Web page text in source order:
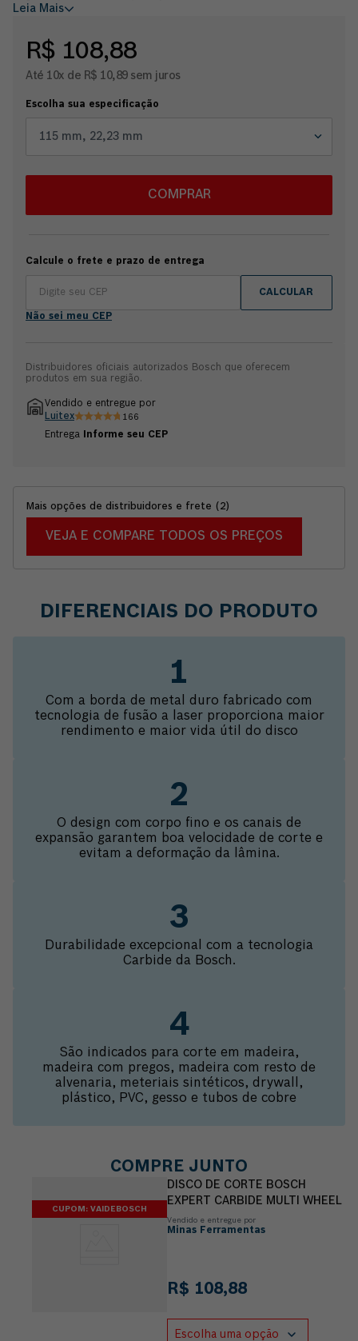
disco é fabricado com carbeto de tungstênio (metal duro)
possibilitando corte fácil e seguro nas diferentes
aplicações. O disco de corte EXPERT Carbide Multi-wheel
tem design com corpo fino e os canais de expansão
lâmina. São indicados para corte em madeira, madeira com
drywall, plástico, PVC, gesso e tubos de cobre e utilização
Leia Mais
R$ 108,88
Até 10x de R$ 10,89 sem juros
Escolha sua especificação
115 mm, 22,23 mm
COMPRAR
Calcule o frete e prazo de entrega
CALCULAR
Não sei meu CEP
Distribuidores oficiais autorizados Bosch que oferecem
produtos em sua região.
Vendido e entregue por
Luitex
166
Entrega Informe seu CEP
Mais opções de distribuidores e frete ( 2)
VEJA E COMPARE TODOS OS PREÇOS
DIFERENCIAIS DO PRODUTO
Com a borda de metal duro fabricado com
tecnologia de fusão a laser proporciona maior
rendimento e maior vida útil do disco
O design com corpo fino e os canais de
expansão garantem boa velocidade de corte e
evitam a deformação da lâmina.
Durabilidade excepcional com a tecnologia
Carbide da Bosch.
São indicados para corte em madeira,
madeira com pregos, madeira com resto de
alvenaria, meteriais sintéticos, drywall,
plástico, PVC, gesso e tubos de cobre
COMPRE JUNTO
CUPOM: VAIDEBOSCH
DISCO DE CORTE BOSCH
EXPERT CARBIDE MULTI WHEEL
Vendido e entregue por
Minas Ferramentas
R$ 108,88
Escolha uma opção